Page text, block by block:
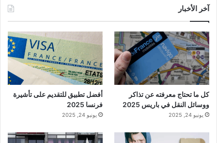
آخر الأخبار
كل ما تحتاج معرفته عن تذاكر
ووسائل النقل في باريس 2025
يونيو 24, 2025
أفضل تطبيق للتقديم على تأشيرة
فرنسا 2025
يونيو 24, 2025